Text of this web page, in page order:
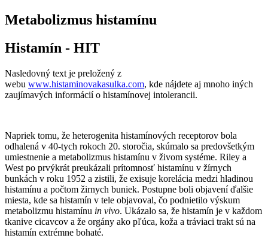
Metabolizmus histamínu
Histamín - HIT
Nasledovný text je preložený z
webu www.histaminovakasulka.com, kde nájdete aj mnoho iných
zaujímavých informácií o histamínovej intolerancii.
Napriek tomu, že heterogenita histamínových receptorov bola
odhalená v 40-tych rokoch 20. storočia, skúmalo sa predovšetkým
umiestnenie a metabolizmus histamínu v živom systéme. Riley a
West po prvýkrát preukázali prítomnosť histamínu v žírnych
bunkách v roku 1952 a zistili, že exisuje korelácia medzi hladinou
histamínu a počtom žirnych buniek. Postupne boli objavení ďalšie
miesta, kde sa histamín v tele objavoval, čo podnietilo výskum
metabolizmu histamínu in vivo. Ukázalo sa, že histamín je v každom
tkanive cicavcov a že orgány ako pľúca, koža a tráviaci trakt sú na
histamín extrémne bohaté.